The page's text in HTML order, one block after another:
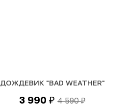
ДОЖДЕВИК "BAD WEATHER"
3 990₽ 4 590₽